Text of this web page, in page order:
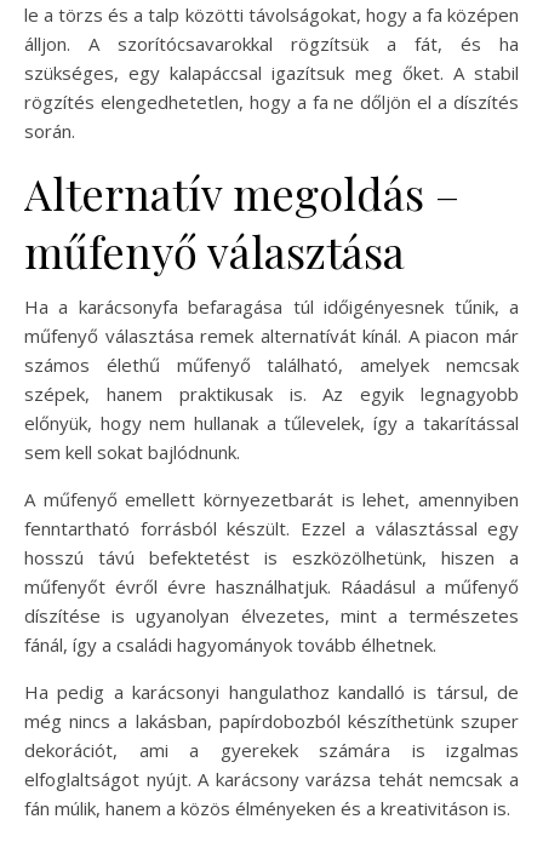
le a törzs és a talp közötti távolságokat, hogy a fa középen
álljon. A szorítócsavarokkal rögzítsük a fát, és ha
szükséges, egy kalapáccsal igazítsuk meg őket. A stabil
rögzítés elengedhetetlen, hogy a fa ne dőljön el a díszítés
során.
Alternatív megoldás –
műfenyő választása
Ha a karácsonyfa befaragása túl időigényesnek tűnik, a
műfenyő választása remek alternatívát kínál. A piacon már
számos élethű műfenyő található, amelyek nemcsak
szépek, hanem praktikusak is. Az egyik legnagyobb
előnyük, hogy nem hullanak a tűlevelek, így a takarítással
sem kell sokat bajlódnunk.
A műfenyő emellett környezetbarát is lehet, amennyiben
fenntartható forrásból készült. Ezzel a választással egy
hosszú távú befektetést is eszközölhetünk, hiszen a
műfenyőt évről évre használhatjuk. Ráadásul a műfenyő
díszítése is ugyanolyan élvezetes, mint a természetes
fánál, így a családi hagyományok tovább élhetnek.
Ha pedig a karácsonyi hangulathoz kandalló is társul, de
még nincs a lakásban, papírdobozból készíthetünk szuper
dekorációt, ami a gyerekek számára is izgalmas
elfoglaltságot nyújt. A karácsony varázsa tehát nemcsak a
fán múlik, hanem a közös élményeken és a kreativitáson is.